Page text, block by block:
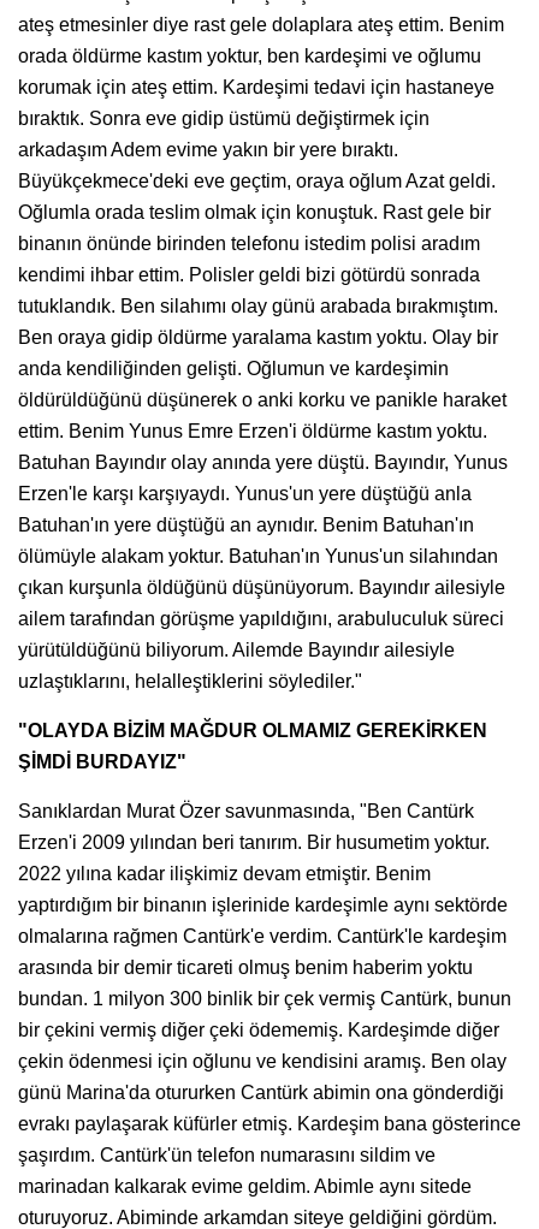
ateş etmesinler diye rast gele dolaplara ateş ettim. Benim
orada öldürme kastım yoktur, ben kardeşimi ve oğlumu
korumak için ateş ettim. Kardeşimi tedavi için hastaneye
bıraktık. Sonra eve gidip üstümü değiştirmek için
arkadaşım Adem evime yakın bir yere bıraktı.
Büyükçekmece'deki eve geçtim, oraya oğlum Azat geldi.
Oğlumla orada teslim olmak için konuştuk. Rast gele bir
binanın önünde birinden telefonu istedim polisi aradım
kendimi ihbar ettim. Polisler geldi bizi götürdü sonrada
tutuklandık. Ben silahımı olay günü arabada bırakmıştım.
Ben oraya gidip öldürme yaralama kastım yoktu. Olay bir
anda kendiliğinden gelişti. Oğlumun ve kardeşimin
öldürüldüğünü düşünerek o anki korku ve panikle haraket
ettim. Benim Yunus Emre Erzen'i öldürme kastım yoktu.
Batuhan Bayındır olay anında yere düştü. Bayındır, Yunus
Erzen'le karşı karşıyaydı. Yunus'un yere düştüğü anla
Batuhan'ın yere düştüğü an aynıdır. Benim Batuhan'ın
ölümüyle alakam yoktur. Batuhan'ın Yunus'un silahından
çıkan kurşunla öldüğünü düşünüyorum. Bayındır ailesiyle
ailem tarafından görüşme yapıldığını, arabuluculuk süreci
yürütüldüğünü biliyorum. Ailemde Bayındır ailesiyle
uzlaştıklarını, helalleştiklerini söylediler."
"OLAYDA BİZİM MAĞDUR OLMAMIZ GEREKİRKEN
ŞİMDİ BURDAYIZ"
Sanıklardan Murat Özer savunmasında, "Ben Cantürk
Erzen'i 2009 yılından beri tanırım. Bir husumetim yoktur.
2022 yılına kadar ilişkimiz devam etmiştir. Benim
yaptırdığım bir binanın işlerinide kardeşimle aynı sektörde
olmalarına rağmen Cantürk'e verdim. Cantürk'le kardeşim
arasında bir demir ticareti olmuş benim haberim yoktu
bundan. 1 milyon 300 binlik bir çek vermiş Cantürk, bunun
bir çekini vermiş diğer çeki ödememiş. Kardeşimde diğer
çekin ödenmesi için oğlunu ve kendisini aramış. Ben olay
günü Marina'da otururken Cantürk abimin ona gönderdiği
evrakı paylaşarak küfürler etmiş. Kardeşim bana gösterince
şaşırdım. Cantürk'ün telefon numarasını sildim ve
marinadan kalkarak evime geldim. Abimle aynı sitede
oturuyoruz. Abiminde arkamdan siteye geldiğini gördüm.